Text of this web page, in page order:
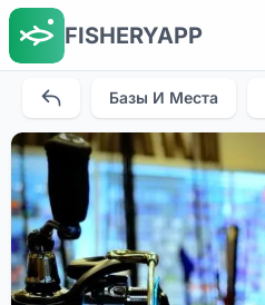
FISHERYAPP
Базы И Места